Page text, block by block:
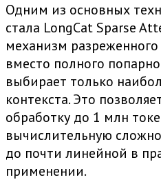
Одним из основных
стала LongCat Sparse
механизм
вместо полного
выбирает только
контекста. Это
обработку до 1 млн
вычислительную
до почти линейной в
применении.